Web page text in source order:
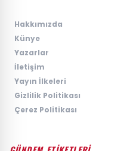
Hakkımızda
Künye
Yazarlar
İletişim
Yayın İlkeleri
Gizlilik Politikası
Çerez Politikası